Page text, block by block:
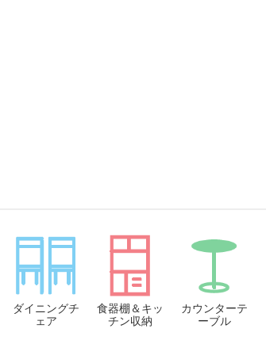
ダイニングチ
ェア
食器棚＆キッ
チン収納
カウンターテ
ーブル